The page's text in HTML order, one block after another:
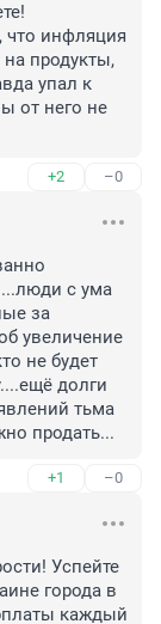
что инфляция
продукты,
упал к
от него не
+2 –0
с ума
за
увеличение
не будет
долги
тьма
продать...
+1 –0
Успейте
города в
каждый